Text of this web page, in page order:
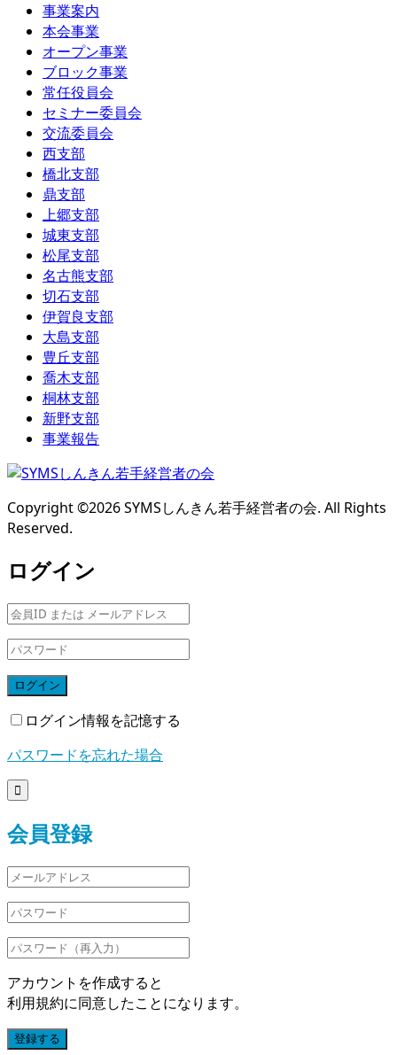
事業案内
本会事業
オープン事業
ブロック事業
常任役員会
セミナー委員会
交流委員会
西支部
橋北支部
鼎支部
上郷支部
城東支部
松尾支部
名古熊支部
切石支部
伊賀良支部
大島支部
豊丘支部
喬木支部
桐林支部
新野支部
事業報告
Copyright ©2026SYMSしんきん若手経営者の会. All Rights
Reserved.
ログイン
ログイン
ログイン情報を記憶する
パスワードを忘れた場合

会員登録
アカウントを作成すると
利用規約に同意したことになります。
登録する